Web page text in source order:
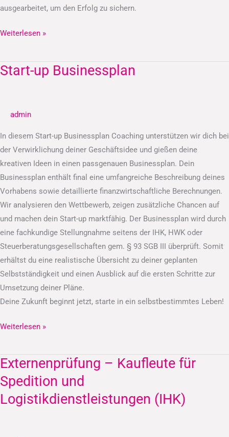
ausgearbeitet, um den Erfolg zu sichern.
Weiterlesen »
Start-up Businessplan
admin
In diesem Start-up Businessplan Coaching unterstützen wir dich bei
der Verwirklichung deiner Geschäftsidee und gießen deine
kreativen Ideen in einen passgenauen Businessplan. Dein
Businessplan enthält final eine umfangreiche Beschreibung deines
Vorhabens sowie detaillierte finanzwirtschaftliche Berechnungen.
Wir analysieren den Wettbewerb, zeigen zusätzliche Chancen auf
und machen dein Start-up marktfähig. Der Businessplan wird durch
eine fachkundige Stellungnahme seitens der IHK, HWK oder
Steuerberatungsgesellschaften gem. § 93 SGB III überprüft. Somit
erhältst du eine realistische Übersicht zu deiner geplanten
Selbstständigkeit und einen Ausblick auf die ersten Schritte zur
Umsetzung deiner Pläne.
Deine Zukunft beginnt jetzt, starte in ein selbstbestimmtes Leben!
Start-
Weiterlesen »
Externenprüfung – Kaufleute für
Spedition und
Logistikdienstleistungen (IHK)
Externenprüfung
–
Kaufleute
für